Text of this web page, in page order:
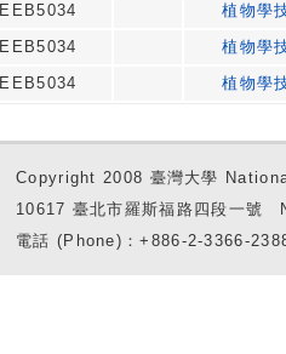
EEB5034
植物學
EEB5034
植物學
EEB5034 植物學
Copyright 2008 臺灣大學
10617 臺北市羅斯福路四段一
電話 (Phone)：+886-2-3366-